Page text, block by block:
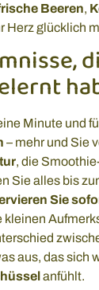
Beeren,
Herz glücklich
Minute und
– mehr und Sie
, die
Sie alles bis
Sie
kleinen
aus, das sich
anfühlt.